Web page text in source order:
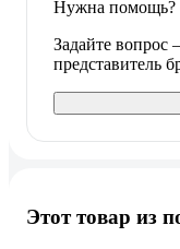
Нужна помощь?
Задайте вопрос
представитель
Этот товар из